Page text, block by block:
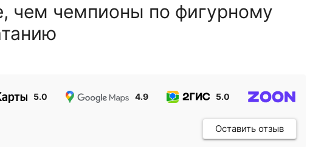
чем чемпионы по фигурному
5.0 4.9 5.0
Оставить отзыв